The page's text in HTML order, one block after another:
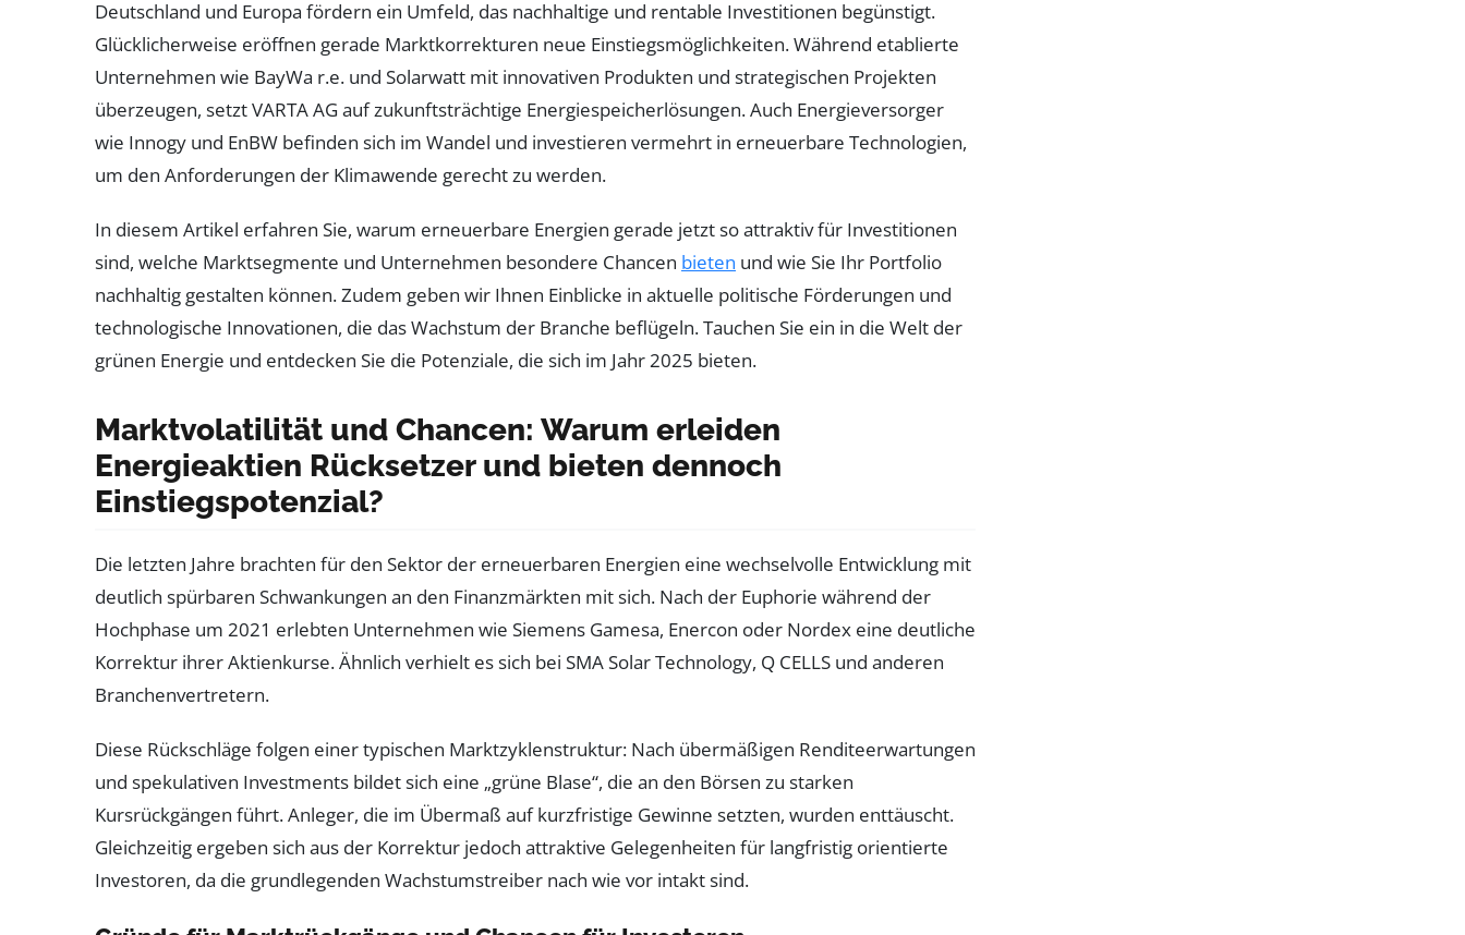
Deutschland und Europa fördern ein Umfeld, das nachhaltige und rentable Investitionen begünstigt.
Glücklicherweise eröffnen gerade Marktkorrekturen neue Einstiegsmöglichkeiten. Während etablierte
Unternehmen wie BayWa r.e. und Solarwatt mit innovativen Produkten und strategischen Projekten
überzeugen, setzt VARTA AG auf zukunftsträchtige Energiespeicherlösungen. Auch Energieversorger
wie Innogy und EnBW befinden sich im Wandel und investieren vermehrt in erneuerbare Technologien,
um den Anforderungen der Klimawende gerecht zu werden.
In diesem Artikel erfahren Sie, warum erneuerbare Energien gerade jetzt so attraktiv für Investitionen
sind, welche Marktsegmente und Unternehmen besondere Chancen bieten und wie Sie Ihr Portfolio
nachhaltig gestalten können. Zudem geben wir Ihnen Einblicke in aktuelle politische Förderungen und
technologische Innovationen, die das Wachstum der Branche beflügeln. Tauchen Sie ein in die Welt der
grünen Energie und entdecken Sie die Potenziale, die sich im Jahr 2025 bieten.
Marktvolatilität und Chancen: Warum erleiden
Energieaktien Rücksetzer und bieten dennoch
Einstiegspotenzial?
Die letzten Jahre brachten für den Sektor der erneuerbaren Energien eine wechselvolle Entwicklung mit
deutlich spürbaren Schwankungen an den Finanzmärkten mit sich. Nach der Euphorie während der
Hochphase um 2021 erlebten Unternehmen wie Siemens Gamesa, Enercon oder Nordex eine deutliche
Korrektur ihrer Aktienkurse. Ähnlich verhielt es sich bei SMA Solar Technology, Q CELLS und anderen
Branchenvertretern.
Diese Rückschläge folgen einer typischen Marktzyklenstruktur: Nach übermäßigen Renditeerwartungen
und spekulativen Investments bildet sich eine „grüne Blase“, die an den Börsen zu starken
Kursrückgängen führt. Anleger, die im Übermaß auf kurzfristige Gewinne setzten, wurden enttäuscht.
Gleichzeitig ergeben sich aus der Korrektur jedoch attraktive Gelegenheiten für langfristig orientierte
Investoren, da die grundlegenden Wachstumstreiber nach wie vor intakt sind.